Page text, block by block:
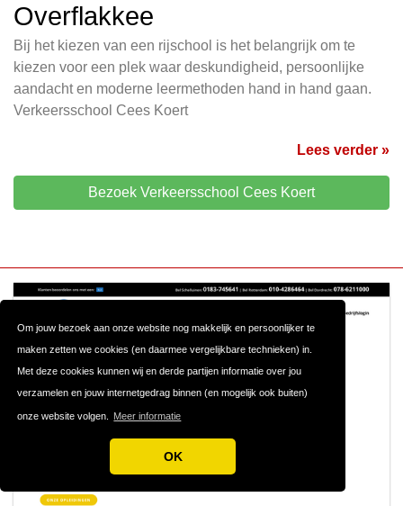
Om jouw bezoek aan onze website nog makkelijk en persoonlijker te
maken zetten we cookies (en daarmee vergelijkbare technieken) in.
Met deze cookies kunnen wij en derde partijen informatie over jou
verzamelen en jouw internetgedrag binnen (en mogelijk ook buiten)
onze website volgen. Meer informatie
OK
Overflakkee
Bij het kiezen van een rijschool is het belangrijk om te
kiezen voor een plek waar deskundigheid, persoonlijke
aandacht en moderne leermethoden hand in hand gaan.
Verkeersschool Cees Koert
Lees verder »
Bezoek Verkeersschool Cees Koert